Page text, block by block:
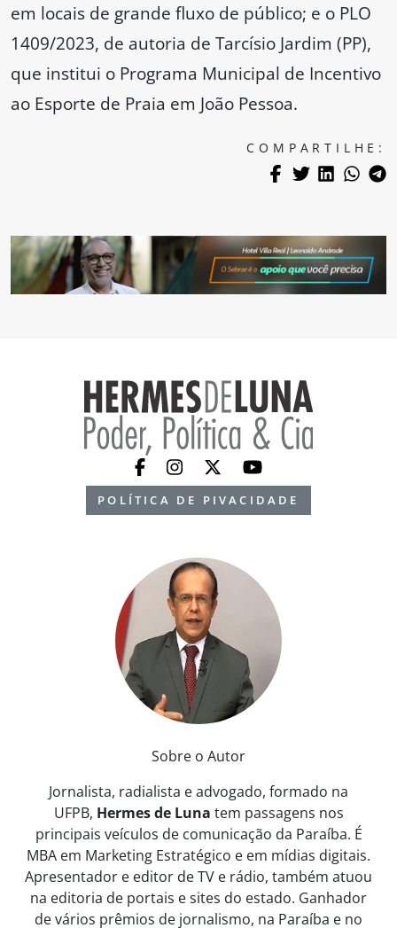
em locais de grande fluxo de público; e o PLO
1409/2023, de autoria de Tarcísio Jardim (PP),
que institui o Programa Municipal de Incentivo
ao Esporte de Praia em João Pessoa.
COMPARTILHE:
POLÍTICA DE PIVACIDADE
Sobre o Autor
Jornalista, radialista e advogado, formado na
UFPB, Hermes de Luna tem passagens nos
principais veículos de comunicação da Paraíba. É
MBA em Marketing Estratégico e em mídias digitais.
Apresentador e editor de TV e rádio, também atuou
na editoria de portais e sites do estado. Ganhador
de vários prêmios de jornalismo, na Paraíba e no